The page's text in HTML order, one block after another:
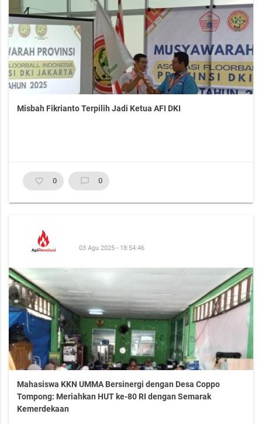
Misbah Fikrianto Terpilih Jadi Ketua AFI DKI
favorite_border 0 chat_bubble_outline 0
03 Agu 2025 - 18:54:46
Mahasiswa KKN UMMA Bersinergi dengan Desa Coppo
Tompong: Meriahkan HUT ke-80 RI dengan Semarak
Kemerdekaan